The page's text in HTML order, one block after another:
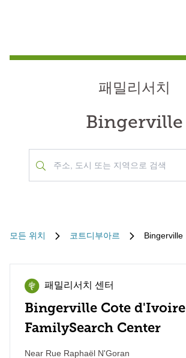
패밀리서치
Bingerville
모든 위치 코트디부아르 Bingerville
패밀리서치 센터
Bingerville Cote d'Ivoire
FamilySearch Center
Near Rue Raphaël N'Goran